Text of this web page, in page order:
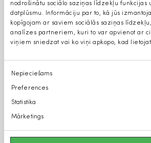
nodrošinātu sociālo saziņas līdzekļu funkcijas
datplūsmu. Informāciju par to, kā jūs
kopīgojam ar saviem sociālās saziņas
analīzes partneriem, kuri to var apvienot ar
viņiem sniedzat vai ko viņi apkopo, kad
Piekrišanas
izvēle
Nepieciešams
Preferences
Statistika
Mārketings